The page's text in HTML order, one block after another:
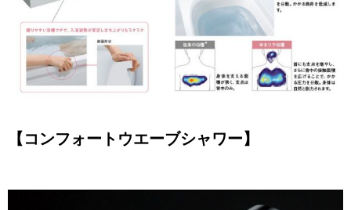
【コンフォートウエーブシャワー】